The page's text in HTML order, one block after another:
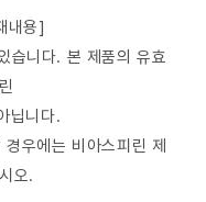
내용]
습니다. 본 제품의 유효
닙니다.
우에는 비아스피린 제
오.